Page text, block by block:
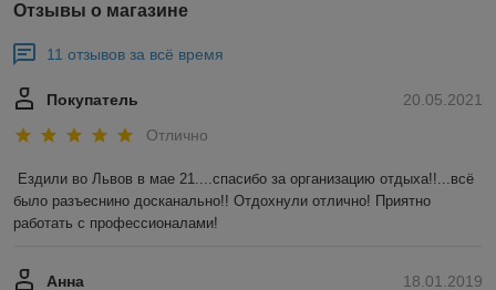
Отзывы о магазине
11 отзывов за всё время
20.05.2021
Покупатель
Отлично
Ездили во Львов в мае 21....спасибо за организацию отдыха!!...всё
было разъеснино досканально!! Отдохнули отлично! Приятно
работать с профессионалами!
18.01.2019
Анна